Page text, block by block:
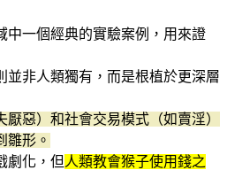
中一個經典的實驗案例，用來證
並非人類獨有，而是根植於更深層
惡）和社會交易模式（如賣淫）
雛形。
劇化，但人類教會猴子使用錢之